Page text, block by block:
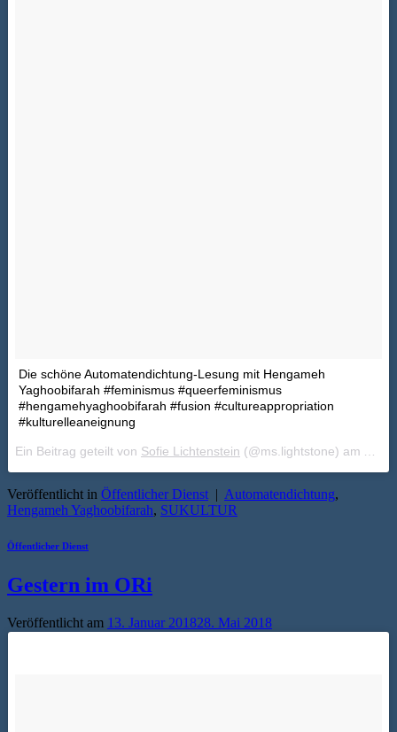
Die schöne Automatendichtung-Lesung mit Hengameh
Yaghoobifarah #feminismus #queerfeminismus
#hengamehyaghoobifarah #fusion #cultureappropriation
#kulturelleaneignung
Ein Beitrag geteilt von Sofie Lichtenstein (@ms.lightstone) am
Veröffentlicht in Öffentlicher Dienst | Automatendichtung,
Hengameh Yaghoobifarah, SUKULTUR
Öffentlicher Dienst
Gestern im ORi
Veröffentlicht am 13. Januar 201828. Mai 2018